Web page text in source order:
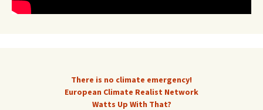
There is no climate emergency!
European Climate Realist Network
Watts Up With That?